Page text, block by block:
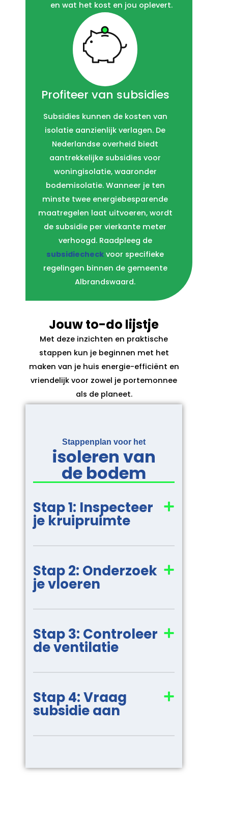
en wat het kost en jou oplevert.
Profiteer van subsidies
Subsidies kunnen de kosten van
isolatie aanzienlijk verlagen. De
Nederlandse overheid biedt
aantrekkelijke subsidies voor
woningisolatie, waaronder
bodemisolatie. Wanneer je ten
minste twee energiebesparende
maatregelen laat uitvoeren, wordt
de subsidie per vierkante meter
verhoogd. Raadpleeg de
subsidiecheck voor specifieke
regelingen binnen de gemeente
Albrandswaard.
Jouw to-do lijstje
Met deze inzichten en praktische
stappen kun je beginnen met het
maken van je huis energie-efficiënt en
vriendelijk voor zowel je portemonnee
als de planeet.
Stappenplan voor het
isoleren van
de bodem
Stap 1: Inspecteer
je kruipruimte
Stap 2: Onderzoek
je vloeren
Stap 3: Controleer
de ventilatie
Stap 4: Vraag
subsidie aan